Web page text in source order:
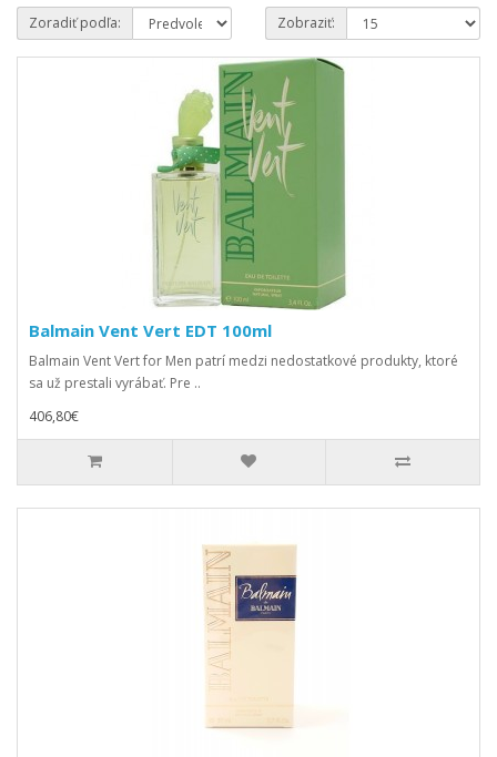
Zoradiť podľa: Zobraziť:
Balmain Vent Vert EDT 100ml
Balmain Vent Vert for Men patrí medzi nedostatkové produkty, ktoré
sa už prestali vyrábať. Pre ..
406,80€